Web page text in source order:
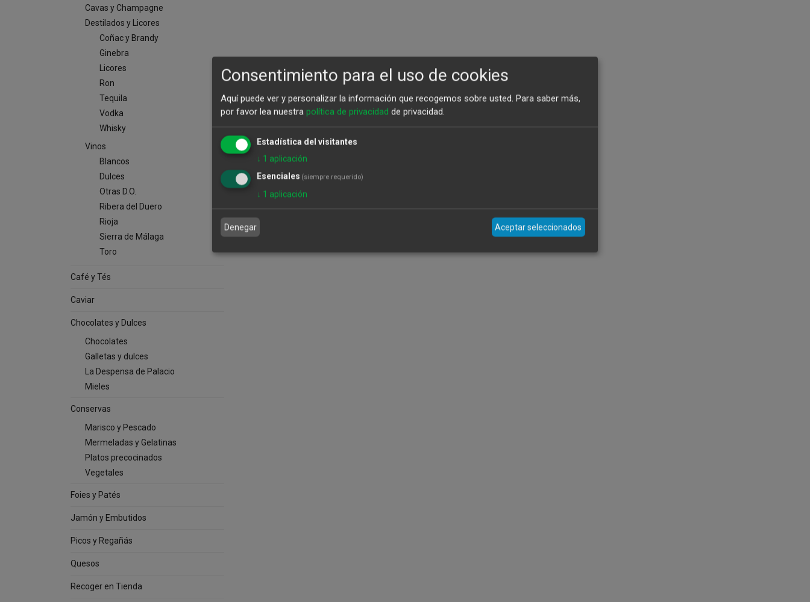
Cavas y Champagne
Destilados y Licores
Coñac y Brandy
Ginebra
Licores
Ron
Tequila
Vodka
Whisky
Vinos
Blancos
Dulces
Otras D.O.
Ribera del Duero
Rioja
Sierra de Málaga
Toro
Café y Tés
Caviar
Chocolates y Dulces
Chocolates
Galletas y dulces
La Despensa de Palacio
Mieles
Conservas
Marisco y Pescado
Mermeladas y Gelatinas
Platos precocinados
Vegetales
Foies y Patés
Jamón y Embutidos
Picos y Regañás
Quesos
Recoger en Tienda
Consentimiento para el uso de cookies
Aquí puede ver y personalizar la información que recogemos sobre usted. Para saber más,
por favor lea nuestra política de privacidad de privacidad.
Estadística del visitantes
↓ 1 aplicación
Esenciales (siempre requerido)
↓ 1 aplicación
Denegar Aceptar seleccionados